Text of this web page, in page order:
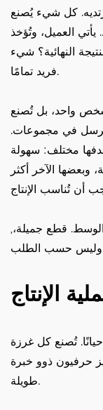
كل شيء يُصنع
العميل، وتُؤخذ
النهائية؟ شيء
فريد تمامًا.
واحد، بل تُصنع
في مجموعات.
مختلف: سهولة
الآخر أكثر
قطع جميلة،,
الإنتاج
تُصنع كل غرزة
حرفيون ذوو خبرة
طويلة.